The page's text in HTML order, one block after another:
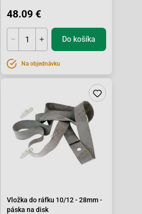
48.09 €
Do košíka
Na objednávku
Vložka do ráfku 10/12 - 28mm -
páska na disk